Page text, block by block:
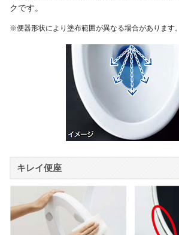
クです。
※便器形状により塗布範囲が異なる場合があります。
キレイ便座